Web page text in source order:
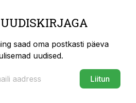
saad oma postkasti päeva
uudised.
Liitun